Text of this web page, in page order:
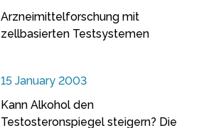
Arzneimittelforschung mit
zellbasierten Testsystemen
15 January 2003
Kann Alkohol den
Testosteronspiegel steigern? Die